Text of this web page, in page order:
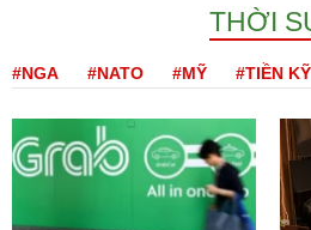
THỜI
#NGA #NATO #MỸ #TIỀN